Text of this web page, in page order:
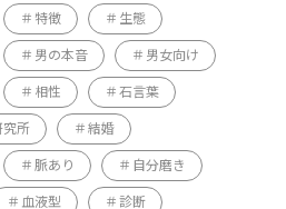
特徴 生態
男の本音 男女向け
相性 石言葉
究所 結婚
脈あり 自分磨き
血液型 診断